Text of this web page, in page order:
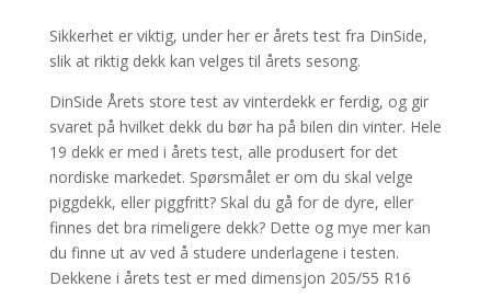
Sikkerhet er viktig, under her er årets test fra DinSide,
slik at riktig dekk kan velges til årets sesong.
DinSide Årets store test av vinterdekk er ferdig, og gir
svaret på hvilket dekk du bør ha på bilen din vinter. Hele
19 dekk er med i årets test, alle produsert for det
nordiske markedet. Spørsmålet er om du skal velge
piggdekk, eller piggfritt? Skal du gå for de dyre, eller
finnes det bra rimeligere dekk? Dette og mye mer kan
du finne ut av ved å studere underlagene i testen.
Dekkene i årets test er med dimensjon 205/55 R16